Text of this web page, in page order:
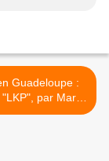
Guadeloupe :
par Marc
Decap. >